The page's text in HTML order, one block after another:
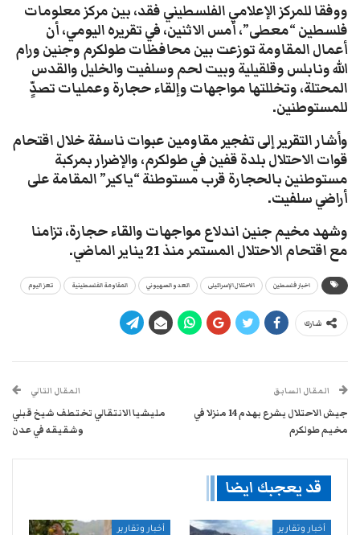
ووفقا للمركز الإعلامي الفلسطيني فقد، بين مركز معلومات
فلسطين “معطى”، أمس الاثنين، في تقريره اليومي، أن
أعمال المقاومة توزعت بين محافظات طولكرم وجنين ورام
الله ونابلس وقلقيلية وبيت لحم وسلفيت والخليل والقدس
المحتلة، وتخللتها مواجهات وإلقاء حجارة وعمليات تصدٍّ
للمستوطنين.
وأشار التقرير إلى تفجير مقاومين عبوات ناسفة خلال اقتحام
قوات الاحتلال بلدة قفين في طولكرم، والإضرار بمركبة
مستوطنين بالحجارة قرب مستوطنة “ياكير” المقامة على
أراضي سلفيت.
وشهد مخيم جنين اندلاع مواجهات والقاء حجارة، تزامنا
مع اقتحام الاحتلال المستمر منذ 21 يناير الماضي.
اخبار فلسطين الاحتلال الإسرائيلى العدو الصهيوني المقاومة الفلسطينية تعز اليوم
شارك
المقال السابق
جيش الاحتلال يشرع بهدم 14 منزلا في
مخيم طولكرم
المقال التالي
مليشيا الانتقالي تختطف شيخ قبلي
وشقيقه في عدن
قد يعجبك ايضا
أخبار وتقارير أخبار وتقارير